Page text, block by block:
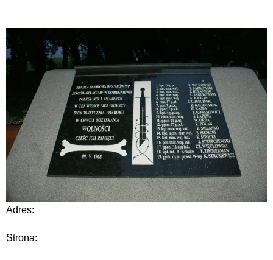
Adres:
Strona: